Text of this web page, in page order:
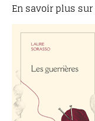
En savoir plus sur